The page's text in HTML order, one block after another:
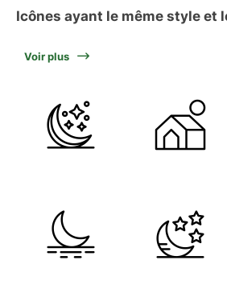
Icônes ayant le même style et
Voir plus